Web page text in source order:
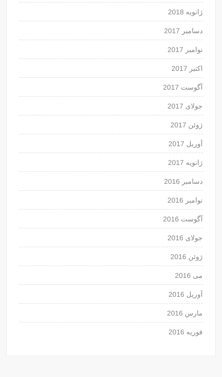
ژانویه 2018
دسامبر 2017
نوامبر 2017
اکتبر 2017
آگوست 2017
جولای 2017
ژوئن 2017
آوریل 2017
ژانویه 2017
دسامبر 2016
نوامبر 2016
آگوست 2016
جولای 2016
ژوئن 2016
می 2016
آوریل 2016
مارس 2016
فوریه 2016